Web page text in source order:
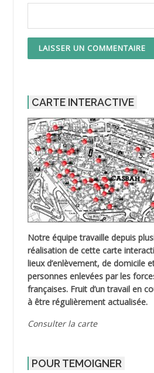
CARTE INTERACTIVE
Notre équipe travaille depuis
réalisation de cette carte
lieux d’enlèvement, de domicile
personnes enlevées par les
françaises. Fruit d’un travail en
à être régulièrement actualisée.
Consulter la carte
POUR TEMOIGNER